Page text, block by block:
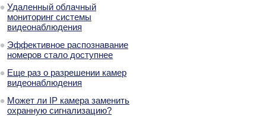
Удаленный облачный
мониторинг системы
видеонаблюдения
Эффективное распознавание
номеров стало доступнее
Еще раз о разрешении камер
видеонаблюдения
Может ли IP камера заменить
охранную сигнализацию?